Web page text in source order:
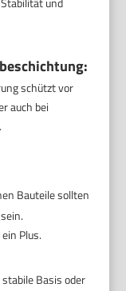
schützt vor
auch bei
Bauteile sollten
Plus.
stabile Basis oder